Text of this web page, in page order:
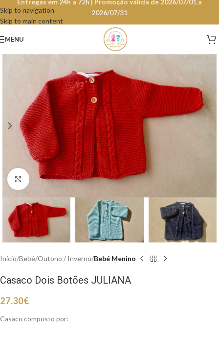
Skip to navigation
Skip to main content
Entregas em 24h a 72h | Promoção válida de 2026/07/01 a
2026/07/31
MENU
Clique para aumentar
Início Bebé Outono / Inverno Bebé Menino
Casaco Dois Botões JULIANA
27.30€
Casaco composto por: